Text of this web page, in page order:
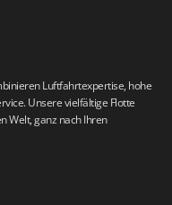
Luftfahrtexpertise, hohe
Unsere vielfältige Flotte
Welt, ganz nach Ihren